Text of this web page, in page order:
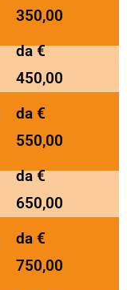
350,00
da €
450,00
da €
550,00
da €
650,00
da €
750,00